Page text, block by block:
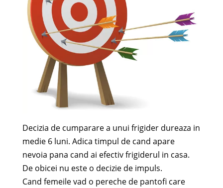
Decizia de cumparare a unui frigider dureaza in
medie 6 luni. Adica timpul de cand apare
nevoia pana cand ai efectiv frigiderul in casa.
De obicei nu este o decizie de impuls.
Cand femeile vad o pereche de pantofi care